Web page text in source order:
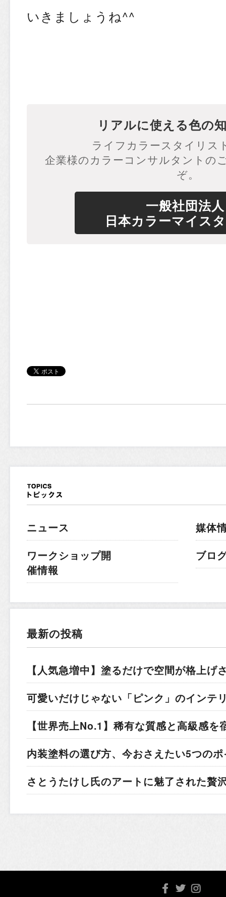
いきましょうね^^
リアルに使える色の
ライフカラースタイリス
企業様のカラーコンサルタントの
ぞ。
一般社団法人
日本カラーマイス
ニュース
ワークショップ開
催情報
媒体
ブロ
最新の投稿
【人気急増中】塗るだけで空間が格上げ
可愛いだけじゃない「ピンク」のインテ
【世界売上No.1】稀有な質感と高級感を
内装塗料の選び方、今おさえたい5つの
さとうたけし氏のアートに魅了された贅